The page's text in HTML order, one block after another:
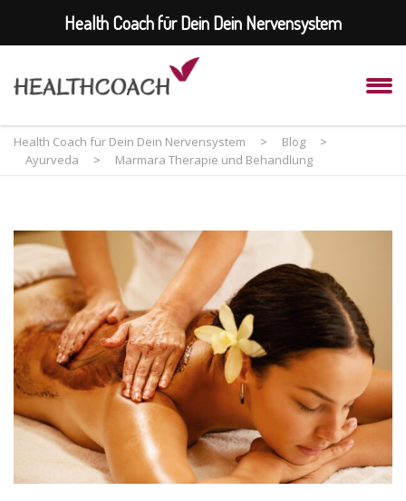
Health Coach für Dein Dein Nervensystem > Blog
>
Ayurveda
> Marmara Therapie und Behandlung
Health Coach für Dein Dein Nervensystem